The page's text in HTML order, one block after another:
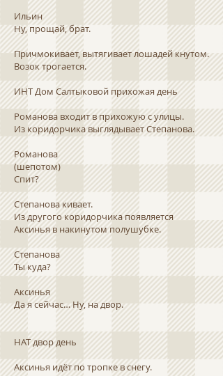
Ильин
Ну, прощай, брат.
Причмокивает, вытягивает лошадей кнутом.
Возок трогается.
ИНТ Дом Салтыковой прихожая день
Романова входит в прихожую с улицы.
Из коридорчика выглядывает Степанова.
Романова
(шепотом)
Спит?
Степанова кивает.
Из другого коридорчика появляется
Аксинья в накинутом полушубке.
Степанова
Ты куда?
Аксинья
Да я сейчас… Ну, на двор.
НАТ двор день
Аксинья идёт по тропке в снегу.